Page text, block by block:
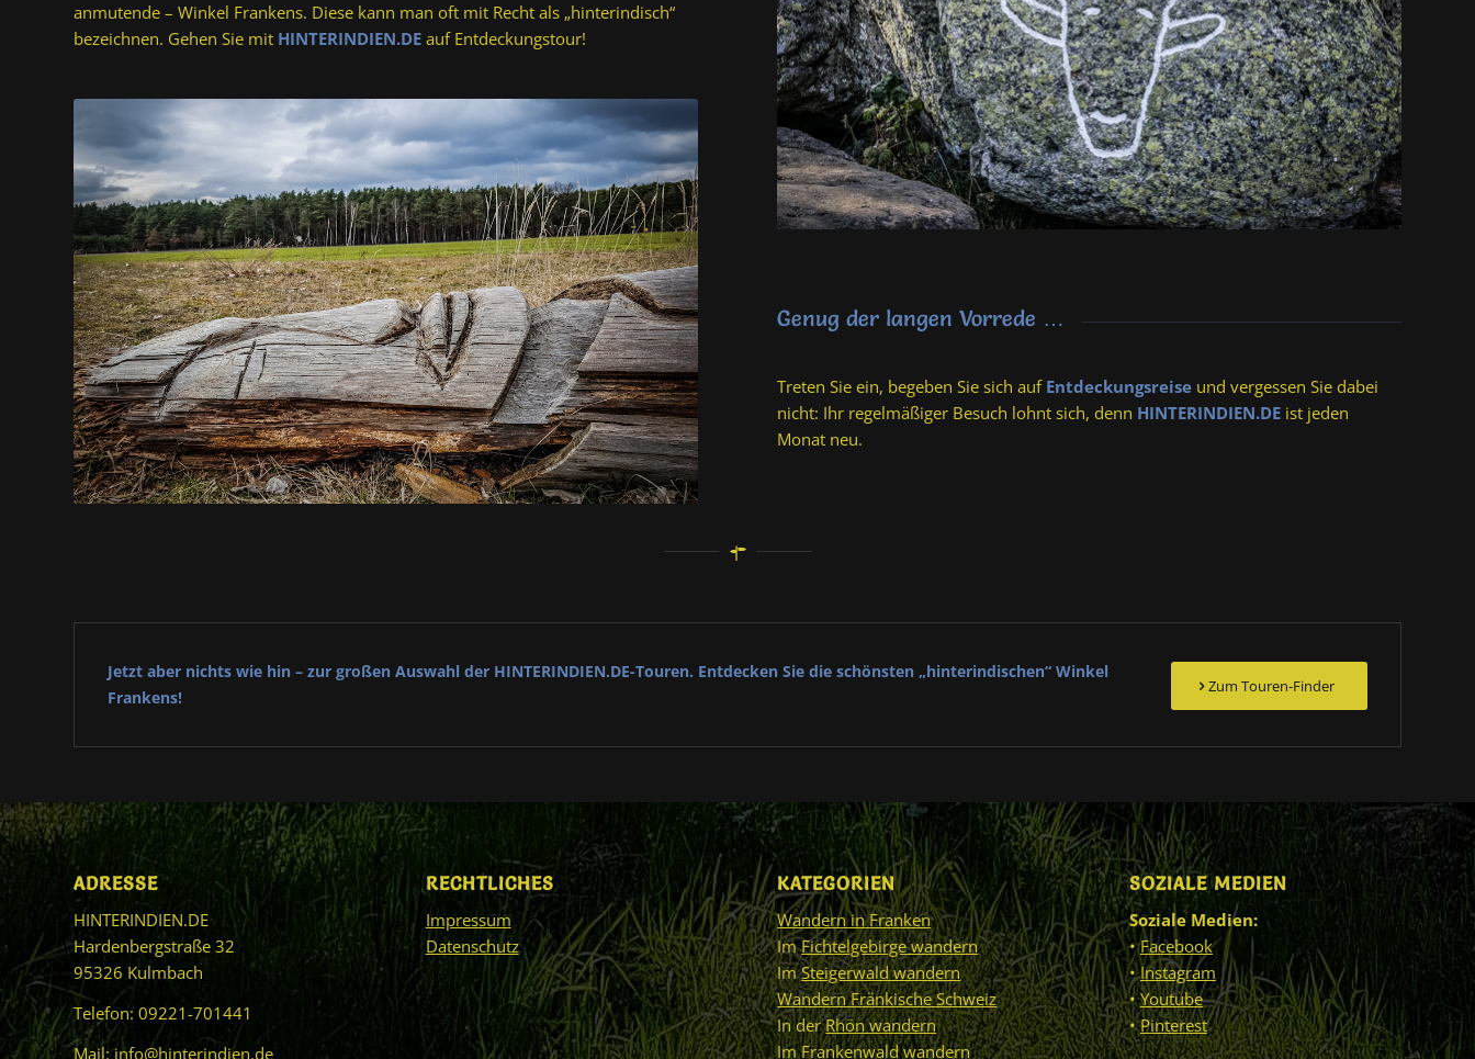
anmutende – Winkel Frankens. Diese kann man oft mit Recht als „hinterindisch“
bezeichnen. Gehen Sie mit HINTERINDIEN.DE auf Entdeckungstour!
Genug der langen Vorrede …
Treten Sie ein, begeben Sie sich auf Entdeckungsreise und vergessen Sie dabei
nicht: Ihr regelmäßiger Besuch lohnt sich, denn HINTERINDIEN.DE ist jeden
Monat neu.
Jetzt aber nichts wie hin – zur großen Auswahl der HINTERINDIEN.DE-Touren. Entdecken Sie die schönsten „hinterindischen“ Winkel
Frankens!
Zum Touren-Finder
ADRESSE
HINTERINDIEN.DE
Hardenbergstraße 32
95326 Kulmbach
Telefon: 09221-701441
Mail: info@hinterindien.de
RECHTLICHES
Impressum
Datenschutz
KATEGORIEN
Wandern in Franken
ImFichtelgebirge wandern
ImSteigerwald wandern
Wandern Fränkische Schweiz
In derRhön wandern
ImFrankenwald wandern
SOZIALE MEDIEN
Soziale Medien:
•Facebook
•Instagram
•Youtube
•Pinterest